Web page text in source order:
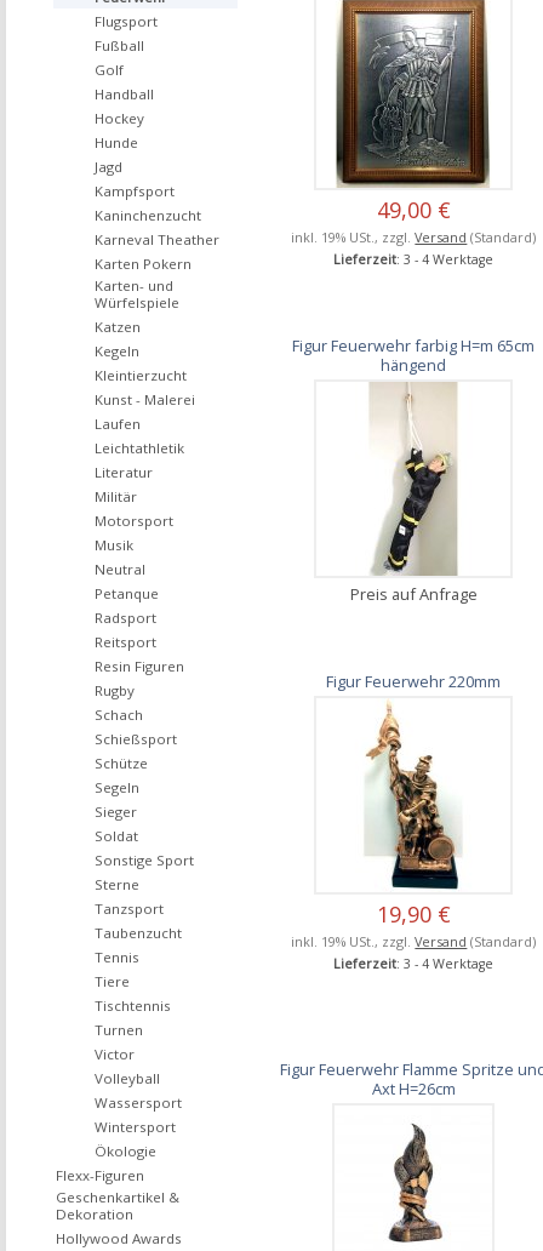
49,00 €
inkl. 19% USt., zzgl.Versand (Standard)
Lieferzeit: 3 - 4 Werktage
Figur Feuerwehr farbig H=m 65cm
hängend
Preis auf Anfrage
Figur Feuerwehr 220mm
19,90 €
inkl. 19% USt., zzgl.Versand (Standard)
Lieferzeit: 3 - 4 Werktage
Figur Feuerwehr Flamme Spritze
Axt H=26cm
Flugsport
Fußball
Golf
Handball
Hockey
Hunde
Jagd
Kampfsport
Kaninchenzucht
Karneval Theather
Karten Pokern
Karten- und
Würfelspiele
Katzen
Kegeln
Kleintierzucht
Kunst - Malerei
Laufen
Leichtathletik
Literatur
Militär
Motorsport
Musik
Neutral
Petanque
Radsport
Reitsport
Resin Figuren
Rugby
Schach
Schießsport
Schütze
Segeln
Sieger
Soldat
Sonstige Sport
Sterne
Tanzsport
Taubenzucht
Tennis
Tiere
Tischtennis
Turnen
Victor
Volleyball
Wassersport
Wintersport
Ökologie
Flexx-Figuren
Geschenkartikel &
Dekoration
Hollywood Awards